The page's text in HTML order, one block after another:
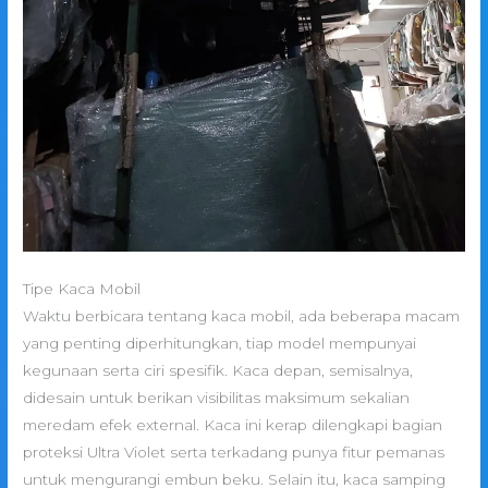
Tipe Kaca Mobil
Waktu berbicara tentang kaca mobil, ada beberapa macam
yang penting diperhitungkan, tiap model mempunyai
kegunaan serta ciri spesifik. Kaca depan, semisalnya,
didesain untuk berikan visibilitas maksimum sekalian
meredam efek external. Kaca ini kerap dilengkapi bagian
proteksi Ultra Violet serta terkadang punya fitur pemanas
untuk mengurangi embun beku. Selain itu, kaca samping